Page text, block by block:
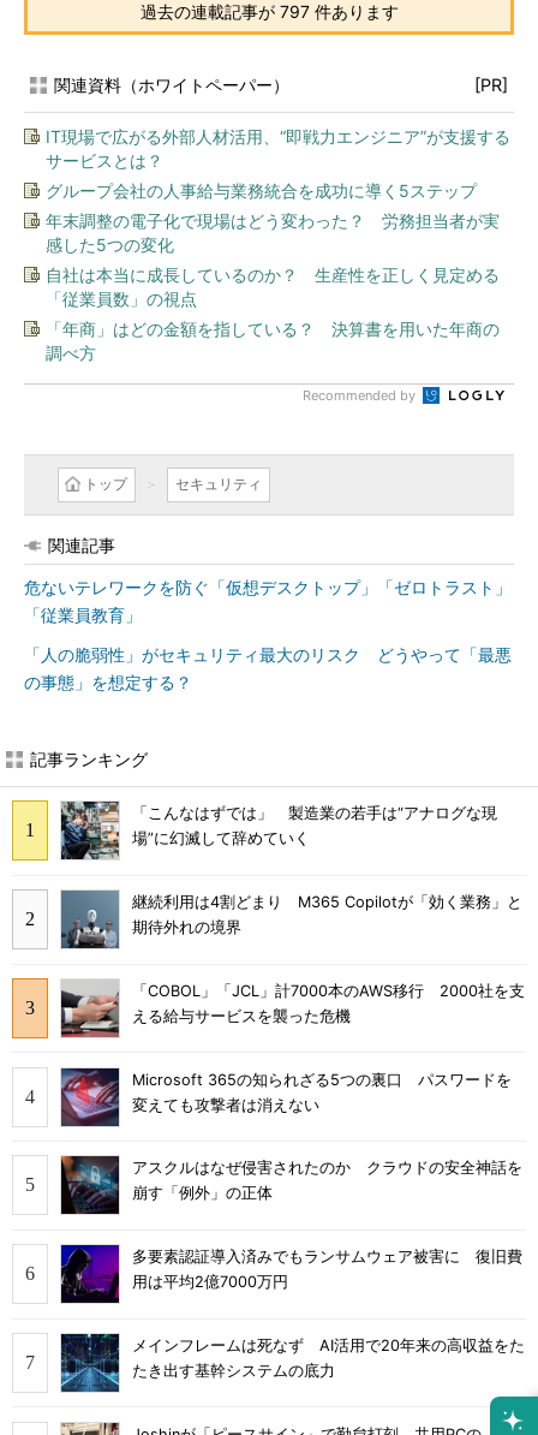
過去の連載記事が 797 件あります
関連資料（ホワイトペーパー） [PR]
IT現場で広がる外部人材活用、“即戦力エンジニア”が支援する
サービスとは？
グループ会社の人事給与業務統合を成功に導く5ステップ
年末調整の電子化で現場はどう変わった？ 労務担当者が実
感した5つの変化
自社は本当に成長しているのか？ 生産性を正しく見定める
「従業員数」の視点
「年商」はどの金額を指している？ 決算書を用いた年商の
調べ方
Recommended by
トップ セキュリティ
関連記事
危ないテレワークを防ぐ「仮想デスクトップ」「ゼロトラスト」
「従業員教育」
「人の脆弱性」がセキュリティ最大のリスク どうやって「最悪
の事態」を想定する？
記事ランキング
「こんなはずでは」 製造業の若手は“アナログな現
場”に幻滅して辞めていく
継続利用は4割どまり M365 Copilotが「効く業務」と
期待外れの境界
「COBOL」「JCL」計7000本のAWS移行 2000社を支
える給与サービスを襲った危機
Microsoft 365の知られざる5つの裏口 パスワードを
変えても攻撃者は消えない
アスクルはなぜ侵害されたのか クラウドの安全神話を
崩す「例外」の正体
多要素認証導入済みでもランサムウェア被害に 復旧費
用は平均2億7000万円
メインフレームは死なず AI活用で20年来の高収益をた
たき出す基幹システムの底力